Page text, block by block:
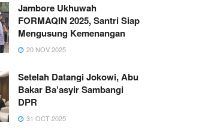
Jambore Ukhuwah
FORMAQIN 2025, Santri Siap
Mengusung Kemenangan
20 NOV 2025
Setelah Datangi Jokowi, Abu
Bakar Ba’asyir Sambangi
DPR
31 OCT 2025